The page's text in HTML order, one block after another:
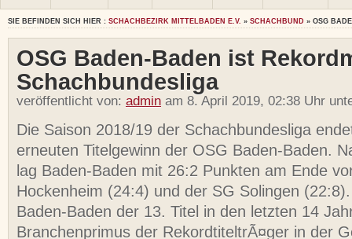
SIE BEFINDEN SICH HIER : SCHACHBEZIRK MITTELBADEN E.V. » SCHACHBUND » OSG
OSG Baden-Baden ist
Schachbundesliga
veröffentlicht von: admin am 8. April 2019, 02:38 Uhr
Die Saison 2018/19 der Schachbundesliga
erneuten Titelgewinn der OSG Baden-Baden.
lag Baden-Baden mit 26:2 Punkten am Ende
Hockenheim (24:4) und der SG Solingen
Baden-Baden der 13. Titel in den letzten 14
Branchenprimus der RekordtiteltrÃ¤ger in der